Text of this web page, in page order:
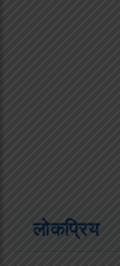
लोकप्रिय